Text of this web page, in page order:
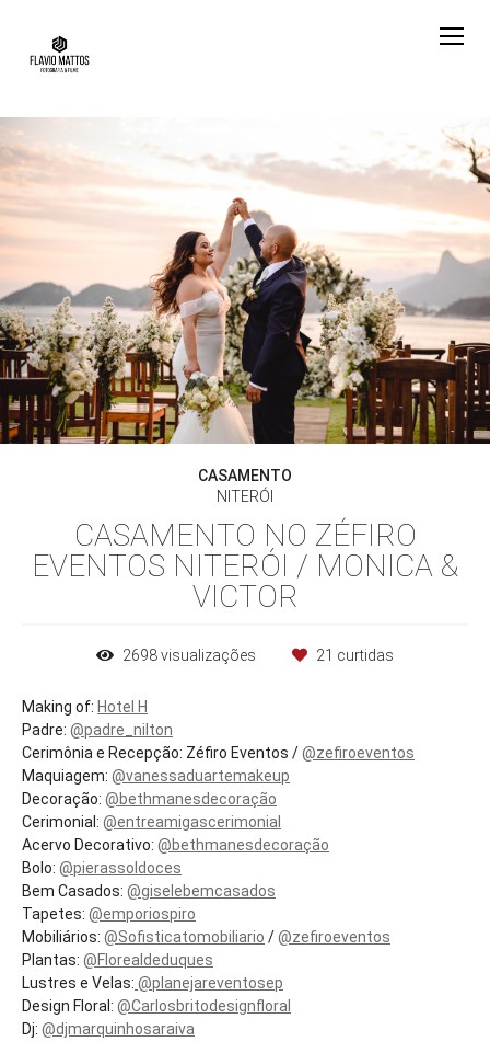
CASAMENTO
NITERÓI
CASAMENTO NO ZÉFIRO
EVENTOS NITERÓI / MONICA &
VICTOR
2698visualizações 21 curtidas
Making of: Hotel H
Padre: @padre_nilton
Cerimônia e Recepção: Zéfiro Eventos /@zefiroeventos
Maquiagem: @vanessaduartemakeup
Decoração: @bethmanesdecoração
Cerimonial: @entreamigascerimonial
Acervo Decorativo: @bethmanesdecoração
Bolo: @pierassoldoces
Bem Casados: @giselebemcasados
Tapetes: @emporiospiro
Mobiliários: @Sofisticatomobiliario /@zefiroeventos
Plantas: @Florealdeduques
Lustres e Velas: @planejareventosep
Design Floral: @Carlosbritodesignfloral
Dj: @djmarquinhosaraiva